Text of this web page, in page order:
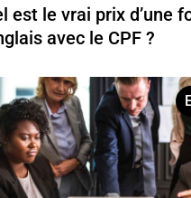
est le vrai prix d’une
avec le CPF ?